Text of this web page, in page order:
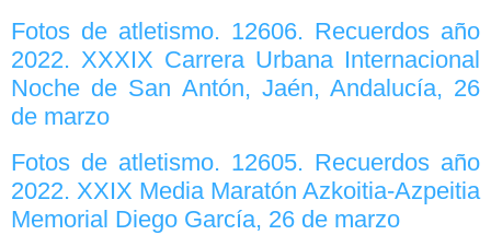
Fotos de atletismo. 12606. Recuerdos año
2022. XXXIX Carrera Urbana Internacional
Noche de San Antón, Jaén, Andalucía, 26
de marzo
Fotos de atletismo. 12605. Recuerdos año
2022. XXIX Media Maratón Azkoitia-Azpeitia
Memorial Diego García, 26 de marzo